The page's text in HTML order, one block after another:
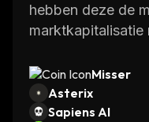
hebben deze de
marktkapitalisatie
Misser
Asterix
Sapiens AI